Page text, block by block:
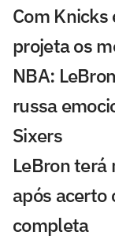
Com Knicks
projeta os
NBA:
russa
Sixers
LeBron terá
após acerto
completa